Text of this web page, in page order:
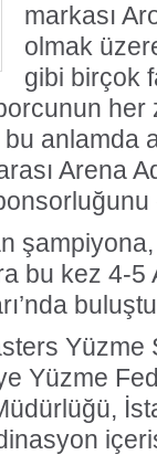
markası
olmak
gibi birçok
her
anlamda
Arena
bu kez 4-5
Yüzme
Yüzme